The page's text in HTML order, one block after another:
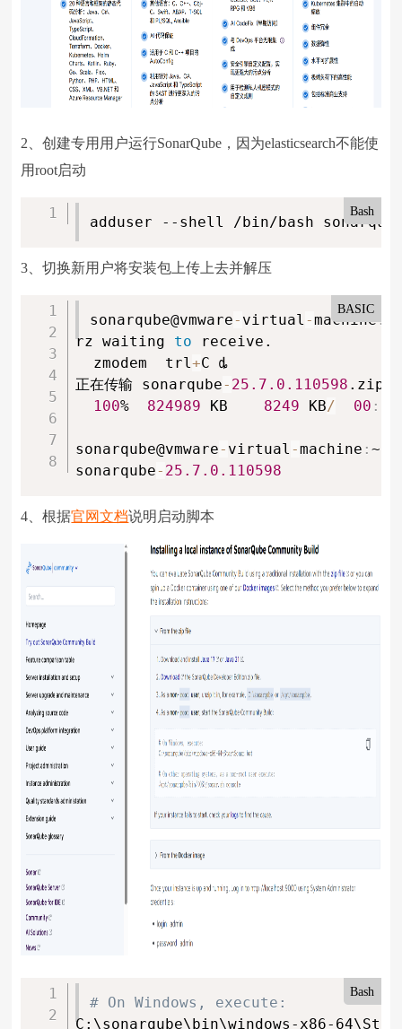
2、创建专用用户运行SonarQube，因为elasticsearch不能使
用root启动
Bash
adduser --shell /bin/bash
3、切换新用户将安装包上传上去并解压
BASIC
sonarqube@vmware- virtual -machine:
rz waiting to receive.
  zmodem  trl
+C ȡ
正在传输 sonarqube- 25.7 .0.110598
100% 824989 KB 8249 KB/ 00 :
sonarqube@vmware- virtual -machine :~$
sonarqube- 25.7 .0.110598
4、根据官网文档说明启动脚本
Bash
# On Windows, execute:
C:\sonarqube\bin\windows-x86-